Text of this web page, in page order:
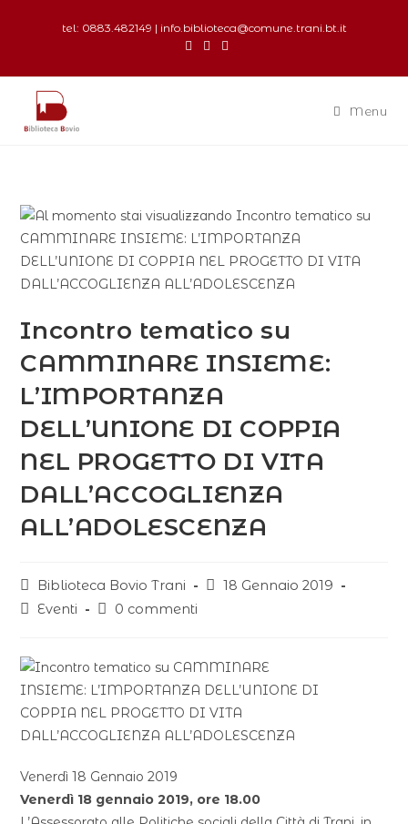
tel: 0883.482149 | info.biblioteca@comune.trani.bt.it
Menu
Incontro tematico su
CAMMINARE INSIEME:
L’IMPORTANZA
DELL’UNIONE DI COPPIA
NEL PROGETTO DI VITA
DALL’ACCOGLIENZA
ALL’ADOLESCENZA
Biblioteca Bovio Trani
18 Gennaio 2019
Eventi
0 commenti
Venerdì 18 Gennaio 2019
Venerdì 18 gennaio 2019, ore 18.00